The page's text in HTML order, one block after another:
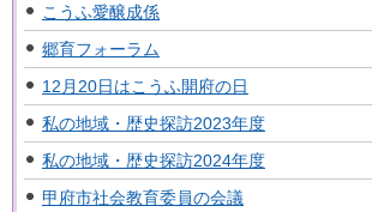
こうふ愛醸成係
郷育フォーラム
12月20日はこうふ開府の日
私の地域・歴史探訪2023年度
私の地域・歴史探訪2024年度
甲府市社会教育委員の会議